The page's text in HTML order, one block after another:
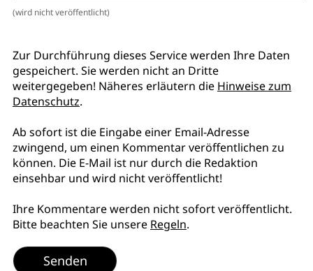
(wird nicht veröffentlicht)
Zur Durchführung dieses Service werden Ihre Daten
gespeichert. Sie werden nicht an Dritte
weitergegeben! Näheres erläutern die Hinweise zum
Datenschutz.
Ab sofort ist die Eingabe einer Email-Adresse
zwingend, um einen Kommentar veröffentlichen zu
können. Die E-Mail ist nur durch die Redaktion
einsehbar und wird nicht veröffentlicht!
Ihre Kommentare werden nicht sofort veröffentlicht.
Bitte beachten Sie unsere Regeln.
Senden